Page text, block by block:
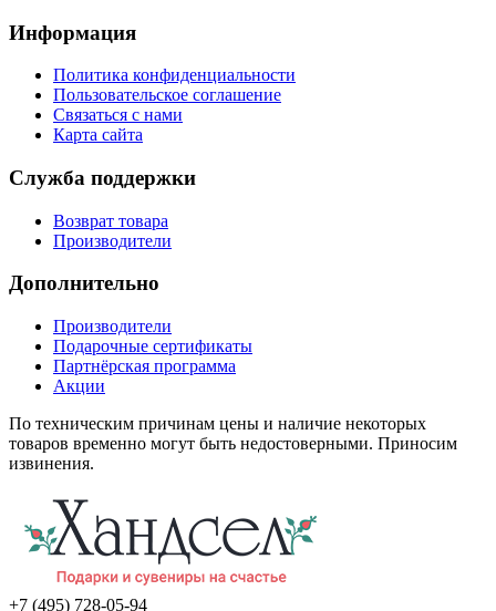
Информация
Политика конфиденциальности
Пользовательское соглашение
Связаться с нами
Карта сайта
Служба поддержки
Возврат товара
Производители
Дополнительно
Производители
Подарочные сертификаты
Партнёрская программа
Акции
По техническим причинам цены и наличие некоторых
товаров временно могут быть недостоверными. Приносим
извинения.
+7 (495) 728-05-94